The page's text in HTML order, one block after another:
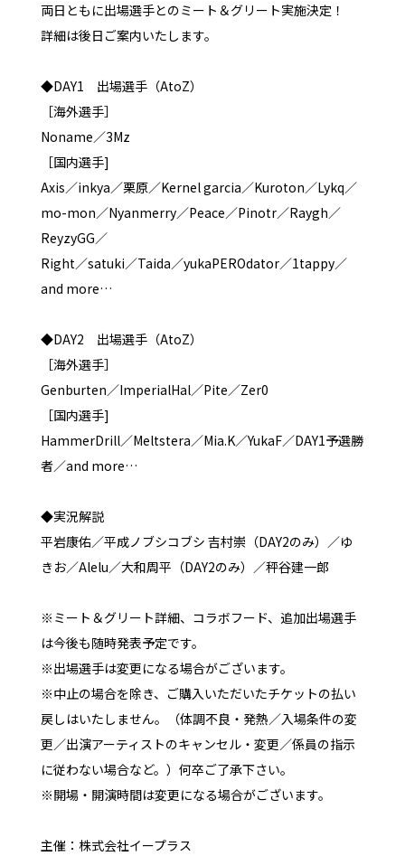
両日ともに出場選手とのミート＆グリート実施決定！
詳細は後日ご案内いたします。
◆DAY1 出場選手（AtoZ）
［海外選手］
Noname／3Mz
［国内選手]
Axis／inkya／栗原／Kernel garcia／Kuroton／Lykq／
mo-mon／Nyanmerry／Peace／Pinotr／Raygh／
ReyzyGG／
Right／satuki／Taida／yukaPEROdator／1tappy／
and more…
◆DAY2 出場選手（AtoZ）
［海外選手］
Genburten／ImperialHal／Pite／Zer0
［国内選手]
HammerDrill／Meltstera／Mia.K／YukaF／DAY1予選勝
者／and more…
◆実況解説
平岩康佑／平成ノブシコブシ 吉村崇（DAY2のみ）／ゆ
きお／Alelu／大和周平（DAY2のみ）／秤谷建一郎
※ミート＆グリート詳細、コラボフード、追加出場選手
は今後も随時発表予定です。
※出場選手は変更になる場合がございます。
※中止の場合を除き、ご購入いただいたチケットの払い
戻しはいたしません。（体調不良・発熱／入場条件の変
更／出演アーティストのキャンセル・変更／係員の指示
に従わない場合など。）何卒ご了承下さい。
※開場・開演時間は変更になる場合がございます。
主催：株式会社イープラス